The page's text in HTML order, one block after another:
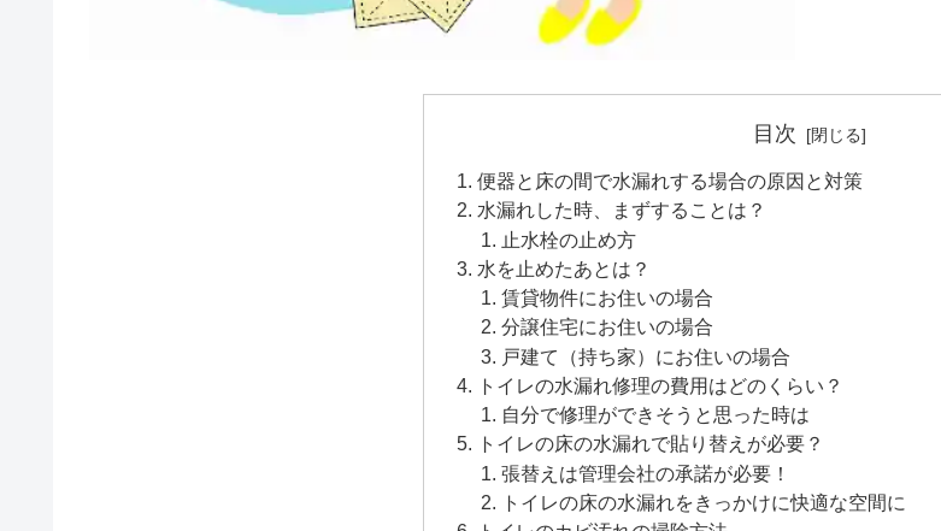
目次
便器と床の間で水漏れする場合の原因と対策
水漏れした時、まずすることは？
止水栓の止め方
水を止めたあとは？
賃貸物件にお住いの場合
分譲住宅にお住いの場合
戸建て（持ち家）にお住いの場合
トイレの水漏れ修理の費用はどのくらい？
自分で修理ができそうと思った時は
トイレの床の水漏れで貼り替えが必要？
張替えは管理会社の承諾が必要！
トイレの床の水漏れをきっかけに快適な空間に